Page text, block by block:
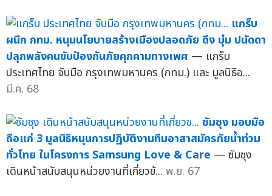
แกร็บ
ผนึก กทม. หนุนนโยบายสร้างเมืองปลอดภัย ดึง บุ๋ม ปนัดดา
ปลุกพลังคนขับป้องกันภัยคุกคามทางเพศ — แกร็บ
ประเทศไทย จับมือ กรุงเทพมหานคร (กทม.) และ มูลนิธิอ...
มี.ค. 68
ซัมซุง มอบมือ
ถือแก่ 3 มูลนิธิหนุนการปฏิบัติงานทีมอาสาสมัครภัยน้ำท่วม
ทั่วไทย ในโครงการ Samsung Love & Care — ซัมซุง
เดินหน้าสนับสนุนหน่วยงานที่เกี่ยวข้... พ.ย. 67